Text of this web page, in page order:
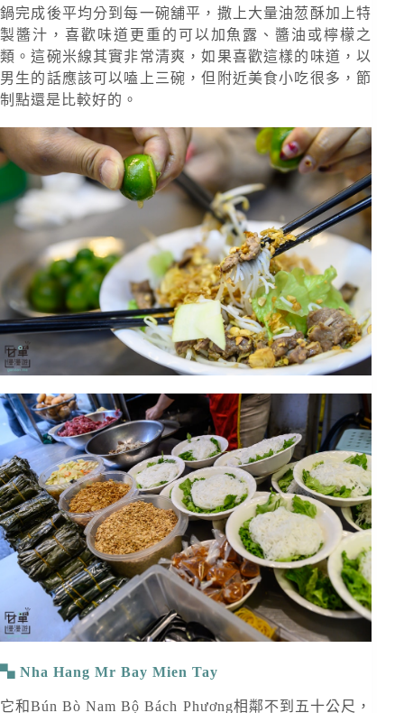
鍋完成後平均分到每一碗舖平，撒上大量油䓤酥加上特
製醬汁，喜歡味道更重的可以加魚露、醬油或檸檬之
類。這碗米線其實非常清爽，如果喜歡這樣的味道，以
男生的話應該可以嗑上三碗，但附近美食小吃很多，節
制點還是比較好的。
Nha Hang Mr Bay Mien Tay
它和Bún Bò Nam Bộ Bách Phương相鄰不到五十公尺，